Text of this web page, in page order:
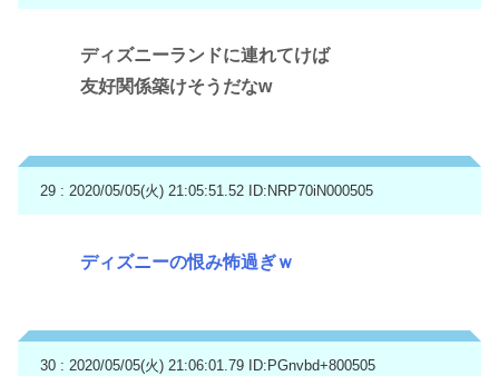
ディズニーランドに連れてけば
友好関係築けそうだなw
29 : 2020/05/05(火) 21:05:51.52 ID:NRP70iN000505
ディズニーの恨み怖過ぎｗ
30 : 2020/05/05(火) 21:06:01.79 ID:PGnvbd+800505